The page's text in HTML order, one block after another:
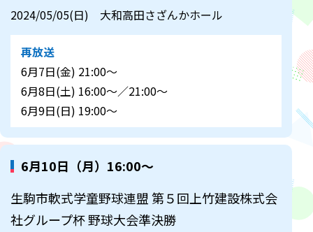
2024/05/05(日) 大和高田さざんかホール
再放送
6月7日(金) 21:00～
6月8日(土) 16:00～／21:00～
6月9日(日) 19:00～
6月10日（月）16:00～
生駒市軟式学童野球連盟 第５回上竹建設株式会
社グループ杯 野球大会準決勝